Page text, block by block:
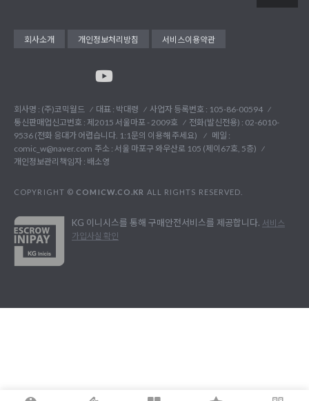
회사소개 개인정보처리방침 서비스이용약관
회사명 : (주)코믹월드 대표 : 박대령
사업자 등록번호 : 105-86-00594
통신판매업신고번호 : 제2015 서울마포 - 2009호
전화(발신전용) : 02-6010-
9536 (전화 응대가 어렵습니다. 1:1문의 이용해 주세요)
메일 :
comic_w@naver.com 주소 : 서울 마포구 와우산로 105 (제이67호, 5층)
개인정보관리책임자 : 배소영
COPYRIGHT © COMICW.CO.KR ALL RIGHTS RESERVED.
KG 이니시스를 통해 구매안전서비스를 제공합니다. 서비스
가입사실 확인